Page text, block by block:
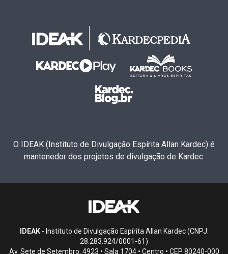
O IDEAK (Instituto de Divulgação Espírita Allan Kardec) é
mantenedor dos projetos de divulgação de Kardec.
IDEAK- Instituto de Divulgação Espírita Allan Kardec (CNPJ:
28.283.924/0001-61)
Av. Sete de Setembro, 4923 • Sala 1704 • Centro • CEP 80240-000